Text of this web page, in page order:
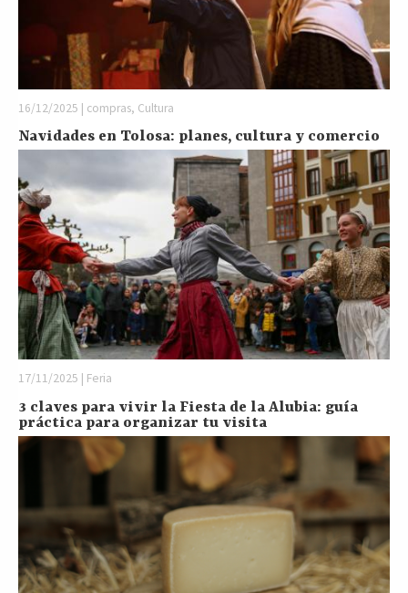
16/12/2025 | compras, Cultura
Navidades en Tolosa: planes, cultura y comercio
17/11/2025 | Feria
3 claves para vivir la Fiesta de la Alubia: guía
práctica para organizar tu visita